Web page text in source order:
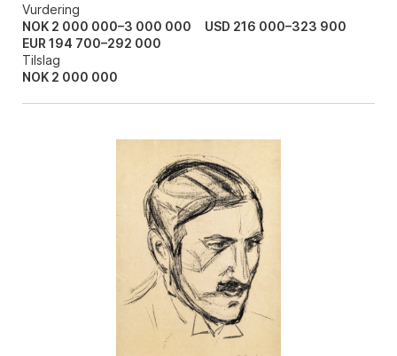
Vurdering
NOK 2 000 000–3 000 000
USD 216 000–323 900
EUR 194 700–292 000
Tilslag
NOK 2 000 000